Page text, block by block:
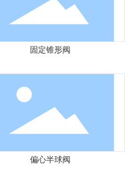
固定锥形阀
偏心半球阀